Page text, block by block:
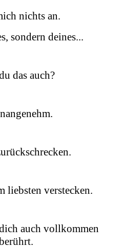
nichts an.
sondern deines...
das auch?
liebsten verstecken.
auch vollkommen